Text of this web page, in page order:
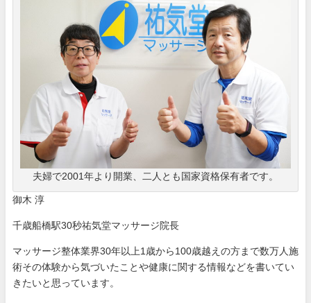
夫婦で2001年より開業、二人とも国家資格保有者です。
御木 淳
千歳船橋駅30秒祐気堂マッサージ院長
マッサージ整体業界30年以上1歳から100歳越えの方まで数万人施
術その体験から気づいたことや健康に関する情報などを書いてい
きたいと思っています。